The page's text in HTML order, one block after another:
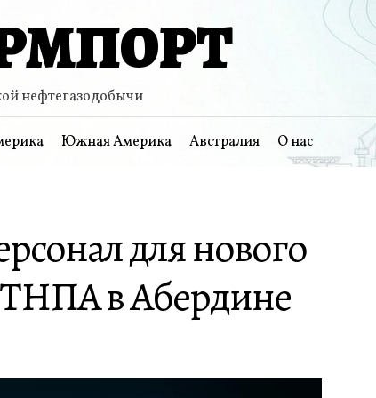
нефтегазодобычи
Южная Америка Австралия О нас
для нового
в Абердине